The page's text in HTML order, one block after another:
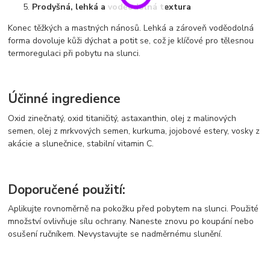
Prodyšná, lehká a voděodolná textura
Konec těžkých a mastných nánosů. Lehká a zároveň voděodolná
forma dovoluje kůži dýchat a potit se, což je klíčové pro tělesnou
termoregulaci při pobytu na slunci.
Účinné ingredience
Oxid zinečnatý, oxid titaničitý, astaxanthin, olej z malinových
semen, olej z mrkvových semen, kurkuma, jojobové estery, vosky z
akácie a slunečnice, stabilní vitamin C.
Doporučené použití:
Aplikujte rovnoměrně na pokožku před pobytem na slunci. Použité
množství ovlivňuje sílu ochrany. Naneste znovu po koupání nebo
osušení ručníkem. Nevystavujte se nadměrnému slunění.